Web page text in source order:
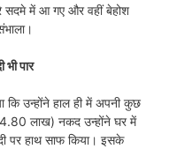
सदमे में आ गए और वहीं बेहोश
पार
उन्होंने हाल ही में अपनी कुछ
लाख) नकद उन्होंने घर में
पर हाथ साफ किया। इसके